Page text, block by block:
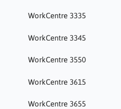
WorkCentre 3335
WorkCentre 3345
WorkCentre 3550
WorkCentre 3615
WorkCentre 3655